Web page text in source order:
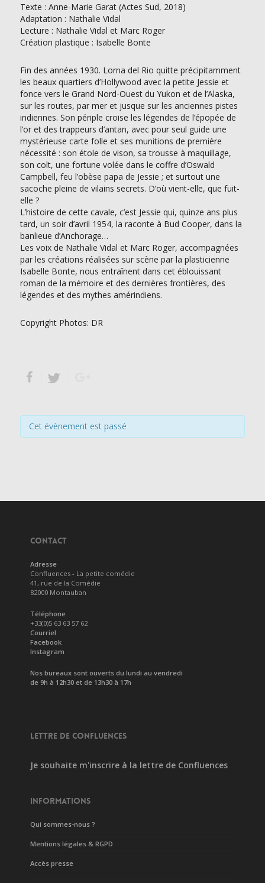
Texte : Anne-Marie Garat (Actes Sud, 2018)
Adaptation : Nathalie Vidal
Lecture : Nathalie Vidal et Marc Roger
Création plastique : Isabelle Bonte
Fin des années 1930. Lorna del Rio quitte précipitamment
les beaux quartiers d’Hollywood avec la petite Jessie et
fonce vers le Grand Nord-Ouest du Yukon et de l’Alaska,
sur les routes, par mer et jusque sur les anciennes pistes
indiennes. Son périple croise les légendes de l’épopée de
l’or et des trappeurs d’antan, avec pour seul guide une
mystérieuse carte folle et ses munitions de première
nécessité : son étole de vison, sa trousse à maquillage,
son colt, une fortune volée dans le coffre d’Oswald
Campbell, feu l’obèse papa de Jessie ; et surtout une
sacoche pleine de vilains secrets. D’où vient-elle, que fuit-
elle ?
L’histoire de cette cavale, c’est Jessie qui, quinze ans plus
tard, un soir d’avril 1954, la raconte à Bud Cooper, dans la
banlieue d’Anchorage…
Les voix de Nathalie Vidal et Marc Roger, accompagnées
par les créations réalisées sur scène par la plasticienne
Isabelle Bonte, nous entraînent dans cet éblouissant
roman de la mémoire et des dernières frontières, des
légendes et des mythes amérindiens.
Copyright Photos: DR
Cet évènement est passé
CONTACT
Adresse
Confluences - La petite comédie
41, rue de la Comédie
82000 Montauban
Téléphone
+33(0)5 63 63 57 62
Courriel
Facebook
Instagram
Nos bureaux sont ouverts du lundi au vendredi
de 9h à 12h30 et de 13h30 à 17h
LETTRE DE CONFLUENCES
Je souhaite m'inscrire à la lettre de Confluences
INFORMATIONS
Qui sommes-nous ?
Mentions légales & RGPD
Accès presse